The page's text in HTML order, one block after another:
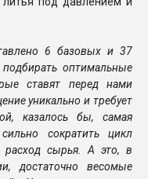
6 базовых и 37
оптимальные
ставят перед нами
уникально и требует
казалось бы, самая
сократить цикл
расход сырья. А это, в
достаточно весомые